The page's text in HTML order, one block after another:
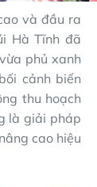
và đầu ra
Hà Tĩnh đã
phủ xanh
cảnh biến
thu hoạch
là giải pháp
cao hiệu